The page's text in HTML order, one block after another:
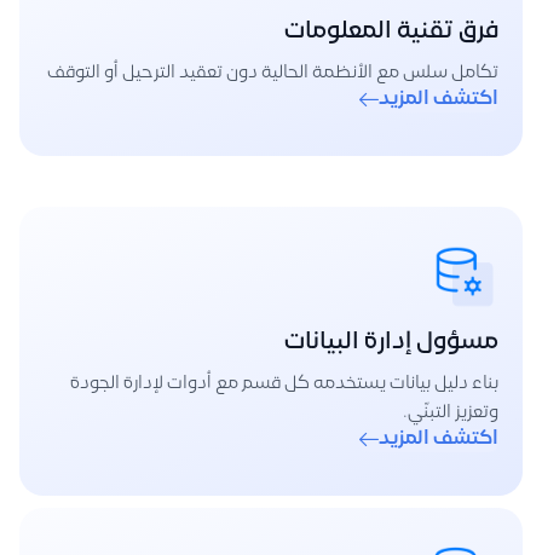
فرق تقنية المعلومات
تكامل سلس مع الأنظمة الحالية دون تعقيد الترحيل أو التوقف
اكتشف المزيد
مسؤول إدارة البيانات
بناء دليل بيانات يستخدمه كل قسم مع أدوات لإدارة الجودة
وتعزيز التبنّي.
اكتشف المزيد